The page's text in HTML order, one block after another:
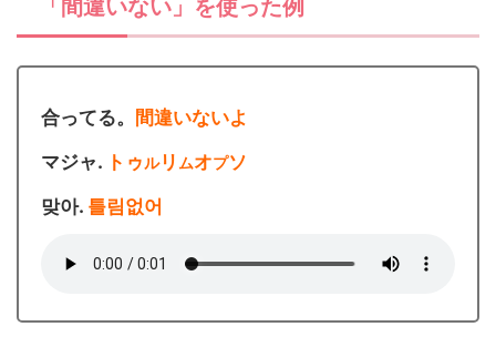
「間違いない」を使った例
合ってる。 間違いないよ
マジャ. トゥルリ ムオプソ
맞아. 틀림없어